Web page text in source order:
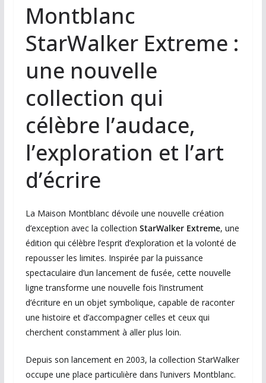
Montblanc
StarWalker Extreme :
une nouvelle
collection qui
célèbre l’audace,
l’exploration et l’art
d’écrire
La Maison Montblanc dévoile une nouvelle création
d’exception avec la collection StarWalker Extreme, une
édition qui célèbre l’esprit d’exploration et la volonté de
repousser les limites. Inspirée par la puissance
spectaculaire d’un lancement de fusée, cette nouvelle
ligne transforme une nouvelle fois l’instrument
d’écriture en un objet symbolique, capable de raconter
une histoire et d’accompagner celles et ceux qui
cherchent constamment à aller plus loin.
Depuis son lancement en 2003, la collection StarWalker
occupe une place particulière dans l’univers Montblanc.